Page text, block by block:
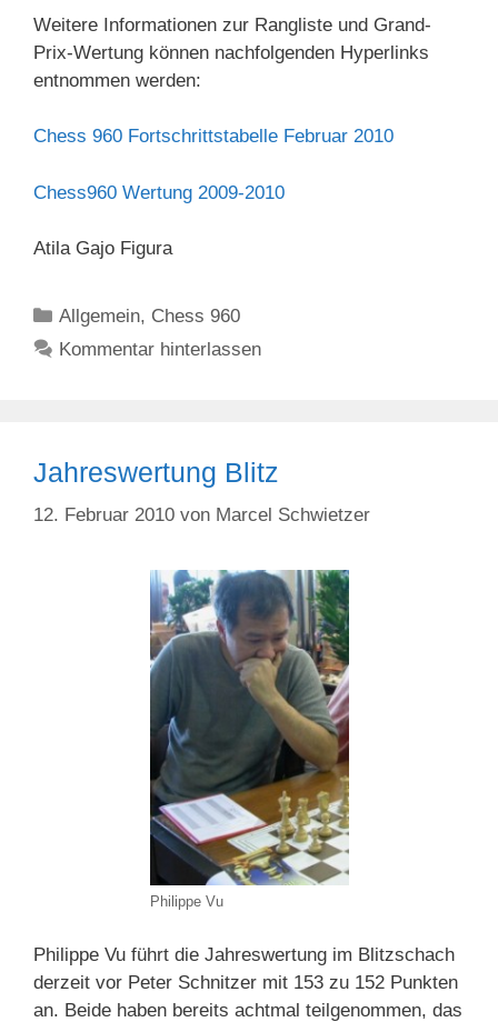
Weitere Informationen zur Rangliste und Grand-
Prix-Wertung können nachfolgenden Hyperlinks
entnommen werden:
Chess 960 Fortschrittstabelle Februar 2010
Chess960 Wertung 2009-2010
Atila Gajo Figura
Kategorien
Allgemein, Chess 960
Kommentar hinterlassen
Jahreswertung Blitz
12. Februar 2010 von Marcel Schwietzer
Philippe Vu
Philippe Vu führt die Jahreswertung im Blitzschach
derzeit vor Peter Schnitzer mit 153 zu 152 Punkten
an. Beide haben bereits achtmal teilgenommen, das